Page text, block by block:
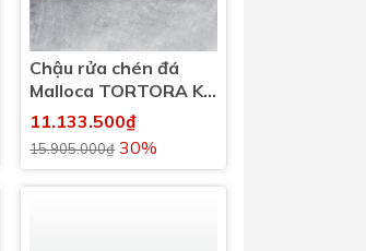
Chậu rửa chén đá
Malloca TORTORA K-
50043 dài 1m16
11.133.500₫
15.905.000₫30%